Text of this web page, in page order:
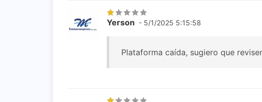
Yerson - 5/1/2025 5:15:58
Plataforma caída, sugiero que